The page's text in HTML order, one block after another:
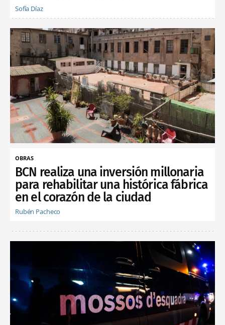
Sofía Díaz
OBRAS
BCN realiza una inversión millonaria
para rehabilitar una histórica fábrica
en el corazón de la ciudad
Rubén Pacheco